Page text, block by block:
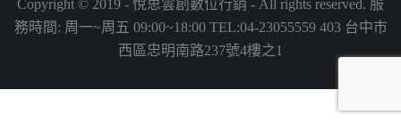
Copyright © 2019 - 悅思雲創數位行銷 - All rights reserved. 服
務時間: 周一~周五 09:00~18:00 TEL:04-23055559 403 台中市
西區忠明南路237號4樓之1